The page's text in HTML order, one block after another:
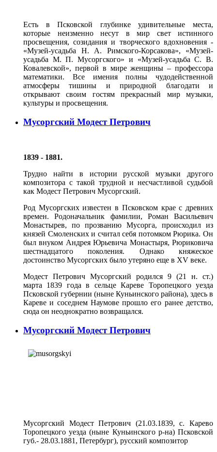
Есть в Псковской глубинке удивительные места,
которые неизменно несут в мир свет истинного
просвещения, созидания и творческого вдохновения -
«Музей-усадьба Н. А. Римского-Корсакова», «Музей-
усадьба М. П. Мусоргского» и «Музей-усадьба С. В.
Ковалевской», первой в мире женщины – профессора
математики. Все имения полны чудодейственной
атмосферы тишины и природной благодати и
открывают своим гостям прекрасный мир музыки,
культуры и просвещения.
Мусоргский Модест Петрович
1839 - 1881.
Трудно найти в истории русской музыки другого
композитора с такой трудной и несчастливой судьбой
как Модест Петрович Мусоргский.
Род Мусоргских известен в Псковском крае с древних
времен. Родоначальник фамилии, Роман Васильевич
Монастырев, по прозванию Мусорга, происходил из
князей Смоленских и считал себя потомком Рюрика. Он
был внуком Андрея Юрьевича Монастыря, Рюриковича
шестнадцатого поколения. Однако княжеское
достоинство Мусоргских было утеряно еще в XV веке.
Модест Петрович Мусоргский родился 9 (21 н. ст.)
марта 1839 года в сельце Кареве Торопецкого уезда
Псковской губернии (ныне Куньинского района), здесь в
Кареве и соседнем Наумове прошло его ранее детство,
сюда он неоднократно возвращался.
Мусоргский Модест Петрович
Мусоргский Модест Петрович (21.03.1839, с. Карево
Торопецкого уезда (ныне Куньинского р-на) Псковской
губ.- 28.03.1881, Петербург), русский композитор